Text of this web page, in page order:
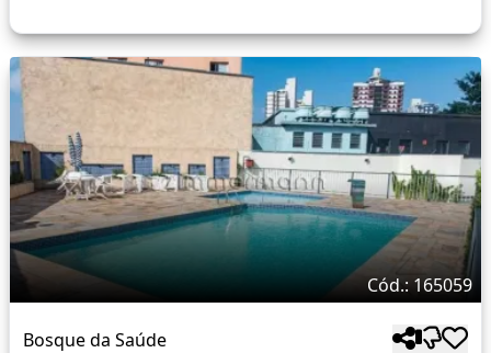
Cód.: 165059
Bosque da Saúde